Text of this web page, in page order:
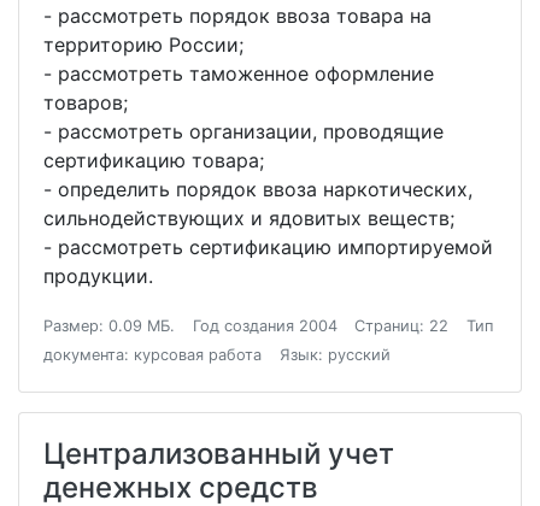
- рассмотреть порядок ввоза товара на
территорию России;
- рассмотреть таможенное оформление
товаров;
- рассмотреть организации, проводящие
сертификацию товара;
- определить порядок ввоза наркотических,
сильнодействующих и ядовитых веществ;
- рассмотреть сертификацию импортируемой
продукции.
Размер: 0.09 МБ. Год создания 2004 Страниц: 22
Тип
документа: курсовая работа
Язык: русский
Централизованный учет
денежных средств